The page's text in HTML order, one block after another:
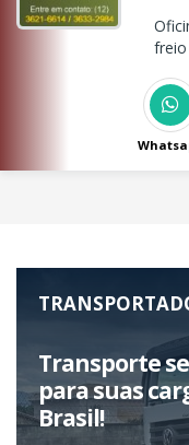
Oficina
Transporte
para suas
Brasil!